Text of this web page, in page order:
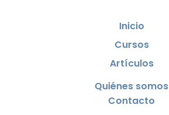
Inicio
Cursos
Artículos
Quiénes somos
Contacto